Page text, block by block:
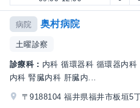
病院 奥村病院
土曜診察
診療科： 内科 循環器科 循環器内
内科 腎臓内科 肝臓内...
〒9188104 福井県福井市板垣5